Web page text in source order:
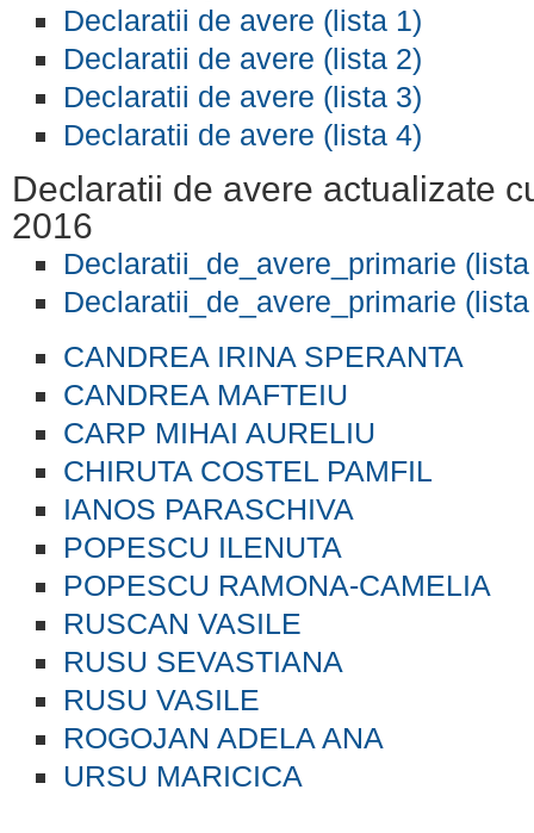
Declaratii de avere (lista 1)
Declaratii de avere (lista 2)
Declaratii de avere (lista 3)
Declaratii de avere (lista 4)
Declaratii de avere actualizate
2016
Declaratii_de_avere_primarie
Declaratii_de_avere_primarie
CANDREA IRINA SPERANTA
CANDREA MAFTEIU
CARP MIHAI AURELIU
CHIRUTA COSTEL PAMFIL
IANOS PARASCHIVA
POPESCU ILENUTA
POPESCU RAMONA-CAMELIA
RUSCAN VASILE
RUSU SEVASTIANA
RUSU VASILE
ROGOJAN ADELA ANA
URSU MARICICA